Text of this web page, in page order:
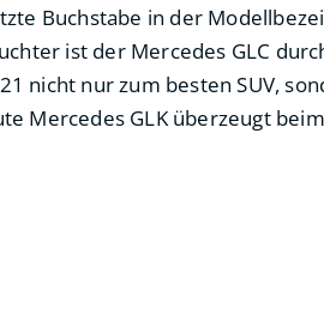
Buchstabe in der
ist der Mercedes GLC
nicht nur zum besten SUV,
Mercedes GLK überzeugt